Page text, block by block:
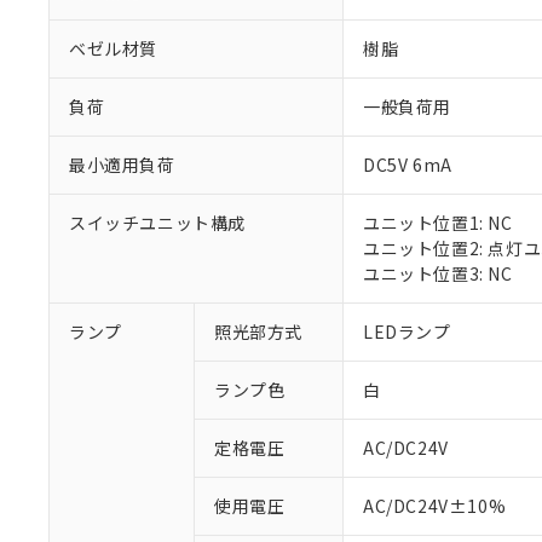
ベゼル材質 樹脂
負荷 一般負荷用
最小適用負荷 DC5V 6mA
スイッチユニット構成
ユニット位置1: NC
ユニット位置2: 点灯
ユニット位置3: NC
ランプ 照光部方式 LEDランプ
ランプ色 白
定格電圧 AC/DC24V
使用電圧 AC/DC24V±10%
ご利用条件
※1 対応状況
調査・確認中：
非該当品：ライセ
仕入先様の事情に
があります。
※1 中国